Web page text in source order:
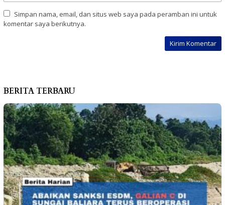
Simpan nama, email, dan situs web saya pada peramban ini untuk
komentar saya berikutnya.
BERITA TERBARU